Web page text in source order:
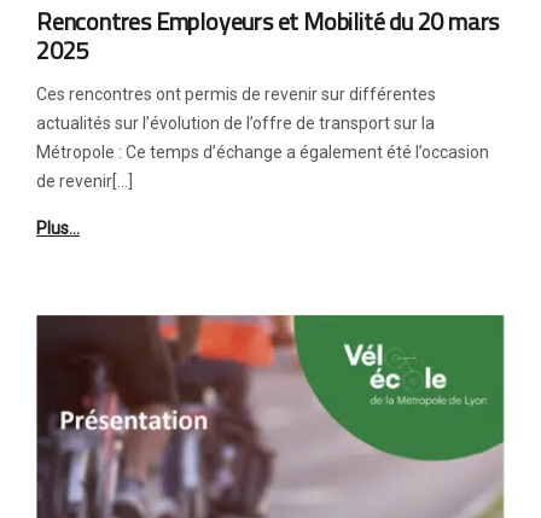
Rencontres Employeurs et Mobilité du 20 mars
2025
Ces rencontres ont permis de revenir sur différentes
actualités sur l’évolution de l’offre de transport sur la
Métropole : Ce temps d’échange a également été l’occasion
de revenir[…]
Plus…